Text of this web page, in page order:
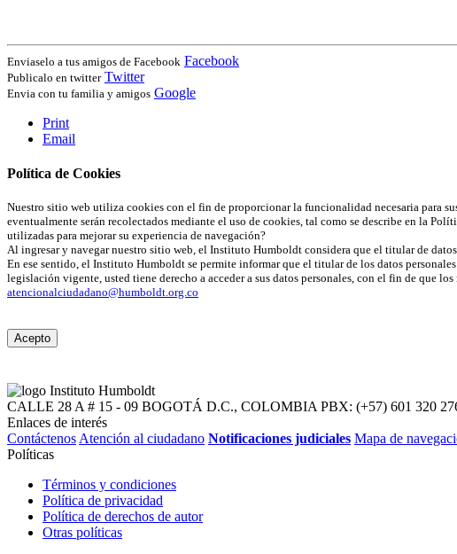
Enviaselo a tus amigos de Facebook Facebook
Publicalo en twitter Twitter
Envia con tu familia y amigos Google
Print
Email
Política de Cookies
Nuestro sitio web utiliza cookies con el fin de proporcionar la funcionalidad necesaria para
eventualmente serán recolectados mediante el uso de cookies, tal como se describe en la
utilizadas para mejorar su experiencia de navegación?
Al ingresar y navegar nuestro sitio web, el Instituto Humboldt considera que el titular de
En ese sentido, el Instituto Humboldt se permite informar que el titular de los datos
legislación vigente, usted tiene derecho a acceder a sus datos personales, con el fin de que
atencionalciudadano@humboldt.org.co
Acepto
CALLE 28 A # 15 - 09 BOGOTÁ D.C., COLOMBIA PBX: (+57) 601 320
Enlaces de interés
Contáctenos Atención al ciudadano Notificaciones judiciales Mapa de
Políticas
Términos y condiciones
Política de privacidad
Política de derechos de autor
Otras políticas